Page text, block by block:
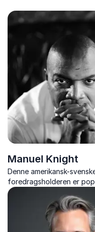
han å undre seg over
får mennesker til å virke;
Manuel Knight
Denne amerikansk-
foredragsholderen er
over med sine
tankevekkende foredrag.